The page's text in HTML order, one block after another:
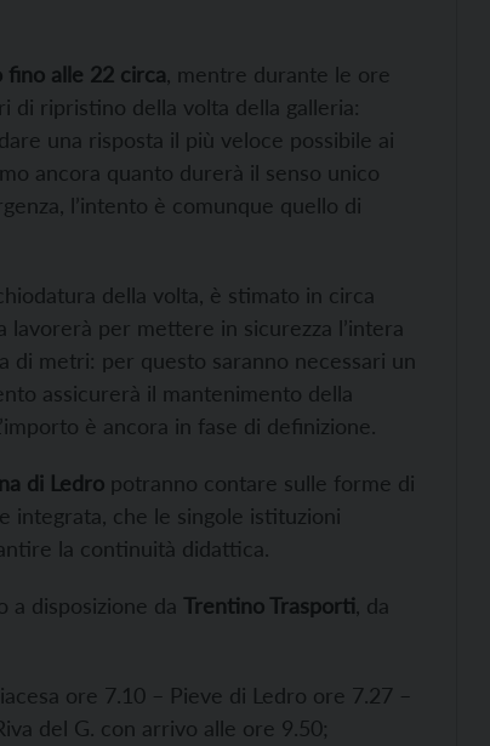
alle 22 circa , mentre durante le ore
di ripristino della volta della galleria:
una risposta il più veloce possibile ai
ancora quanto durerà il senso unico
l’intento è comunque quello di
della volta, è stimato in circa
lavorerà per mettere in sicurezza l’intera
di metri: per questo saranno necessari un
assicurerà il mantenimento della
è ancora in fase di definizione.
di Ledro potranno contare sulle forme di
integrata, che le singole istituzioni
la continuità didattica.
a disposizione da Trentino Trasporti , da
ore 7.10 – Pieve di Ledro ore 7.27 –
del G. con arrivo alle ore 9.50;